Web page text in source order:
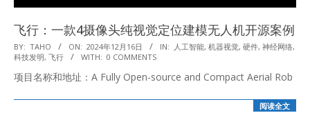
飞行：一款4摄像头纯视觉定位建模无人机开源案例
2024-
12-
16
BY: TAHO ON: 2024年12月16日 IN: 人工智能, 机器视觉, 硬件, 神经网络,
科技发明, 飞行 WITH: 0 COMMENTS
项目名称和地址：A Fully Open-source and Compact Aerial Rob
阅读全文